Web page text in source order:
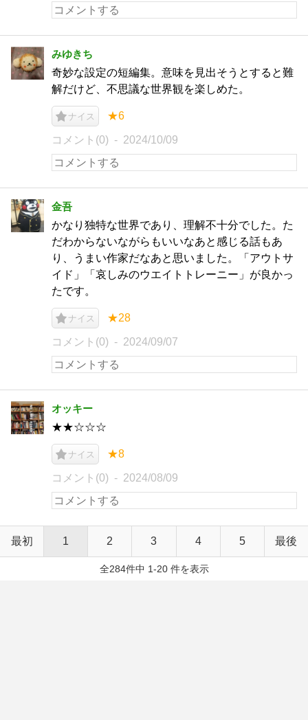
みゆきち
奇妙な設定の短編集。意味を見出そうとすると難
解だけど、不思議な世界観を楽しめた。
ナイス ★6
コメント(0) 2024/10/09
金吾
かなり独特な世界であり、理解不十分でした。た
だわからないながらもいいなあと感じる話もあ
り、うまい作家だなあと思いました。「アウトサ
イド」「哀しみのウエイトトレーニー」が良かっ
たです。
ナイス ★28
コメント(0) 2024/09/07
オッキー
★★☆☆☆
ナイス ★8
コメント(0) 2024/08/09
最初 1 2 3 4 5 最後
全284件中 1-20 件を表示